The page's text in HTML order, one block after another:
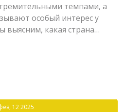
темпами, а
особый интерес у
выясним, какая страна
будут рассмотрены
этой страны, интересные
страну столь популярной
12 2025